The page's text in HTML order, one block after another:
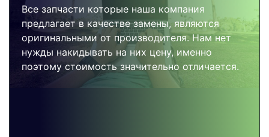
Все запчасти которые наша компания
предлагает в качестве замены, являются
оригинальными от производителя. Нам нет
нужды накидывать на них цену, именно
поэтому стоимость значительно отличается.